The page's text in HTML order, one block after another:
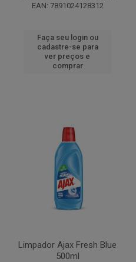
EAN: 7891024128312
Faça seu login ou
cadastre-se para
ver preços e
comprar
Limpador Ajax Fresh Blue
500ml